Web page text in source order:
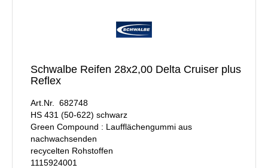
Schwalbe Reifen 28x2,00 Delta Cruiser plus
Reflex
Art.Nr. 682748
HS 431 (50-622) schwarz
Green Compound : Laufflächengummi aus
nachwachsenden
recycelten Rohstoffen
1115924001